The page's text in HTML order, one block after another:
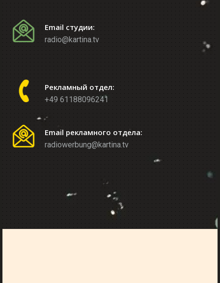
Email студии:
radio@kartina.tv
Рекламный отдел:
+49 61188096241
Email рекламного отдела:
radiowerbung@kartina.tv